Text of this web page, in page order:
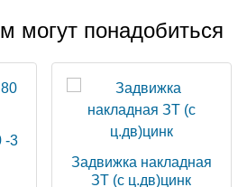
могут понадобиться
-3
Задвижка накладная
ЗТ (с ц.дв)цинк